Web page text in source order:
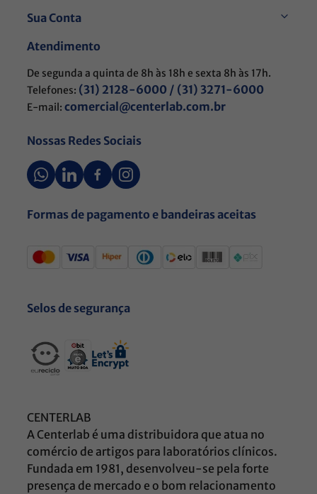
Sua Conta
Atendimento
De segunda a quinta de 8h às 18h e sexta 8h às 17h.
Telefones: (31) 2128-6000 / (31) 3271-6000
E-mail:comercial@centerlab.com.br
Nossas Redes Sociais
Formas de pagamento e bandeiras aceitas
Selos de segurança
CENTERLAB
A Centerlab é uma distribuidora que atua no
comércio de artigos para laboratórios clínicos.
Fundada em 1981, desenvolveu-se pela forte
presença de mercado e o bom relacionamento